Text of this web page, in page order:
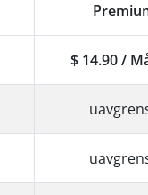
$ 14.90 /